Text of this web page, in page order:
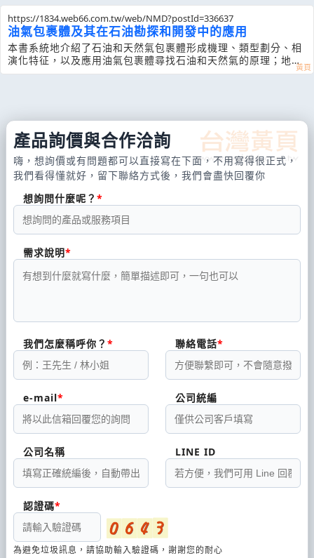
https://1834.web66.com.tw/web/NMD?postId=336637
油氣包裹體及其在石油勘探和開發中的應用
本書系統地介紹了石油和天然氣包裹體形成機理、類型劃分、相
演化特征，以及應用油氣包裹體尋找石油和天然氣的原理；地層
中油氣包
產品詢價與合作洽詢
嗨，想詢價或有問題都可以直接寫在下面，不用寫得很正式，
我們看得懂就好，留下聯絡方式後，我們會盡快回覆你
想詢問什麼呢？
需求說明
我們怎麼稱呼你？ 聯絡電話
e-mail 公司統編
公司名稱 LINE ID
認證碼
為避免垃圾訊息，請協助輸入驗證碼，謝謝您的耐心